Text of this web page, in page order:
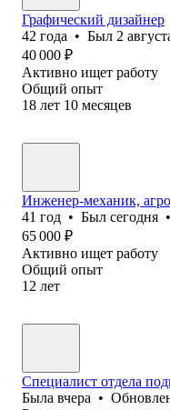
Графический дизайнер
42 года • Был 2
40 000 ₽
Активно ищет работу
Общий опыт
18 лет 10 месяцев
Инженер-механик,
41 год • Был сегодня •
65 000 ₽
Активно ищет работу
Общий опыт
12 лет
Специалист отдела
Была вчера •